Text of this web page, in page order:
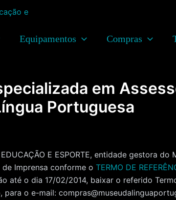
Equipamentos Compras
em
Portuguesa
EDUCAÇÃO E ESPORTE, entidade gestora
Imprensa conforme o TERMO DE
até o dia 17/02/2014, baixar o referido
o e-mail: